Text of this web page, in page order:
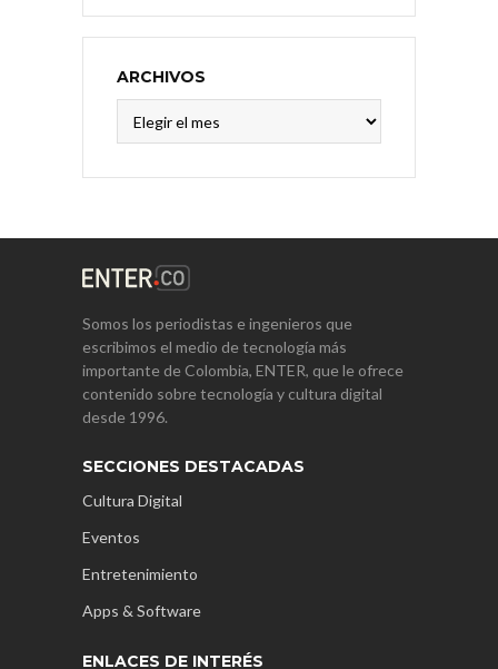
ARCHIVOS
Somos los periodistas e ingenieros que
escribimos el medio de tecnología más
importante de Colombia, ENTER, que le ofrece
contenido sobre tecnología y cultura digital
desde 1996.
SECCIONES DESTACADAS
Cultura Digital
Eventos
Entretenimiento
Apps & Software
ENLACES DE INTERÉS